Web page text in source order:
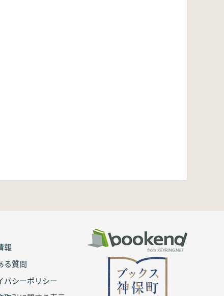
報
る質問
バシーポリシー